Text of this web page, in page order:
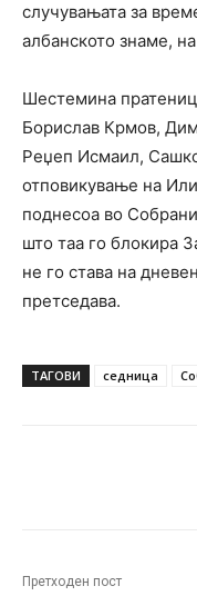
случувањата за
албанското знаме,
Шестемина
Борислав Крмов,
Реџеп Исмаил,
отповикување на
поднесоа во
што таа го блокира
не го става на
претседава.
ТАГОВИ седница
Претходен пост